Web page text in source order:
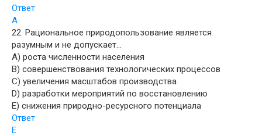
Ответ
A
22. Рациональное природопользование является
разумным и не допускает…
A) роста численности населения
B) совершенствования технологических процессов
C) увеличения масштабов производства
D) разработки мероприятий по восстановлению
E) снижения природно-ресурсного потенциала
Ответ
E